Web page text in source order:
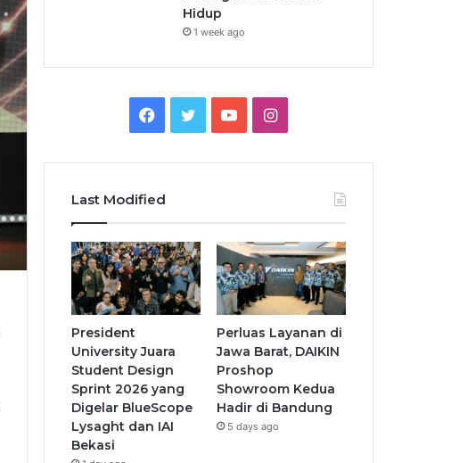
Hidup
1 week ago
Facebook
TwitterYouTubeInstagram
Last Modified
President
University Juara
Student Design
Sprint 2026 yang
Digelar BlueScope
Lysaght dan IAI
Bekasi
Perluas Layanan di
Jawa Barat, DAIKIN
Proshop
Showroom Kedua
Hadir di Bandung
5 days ago